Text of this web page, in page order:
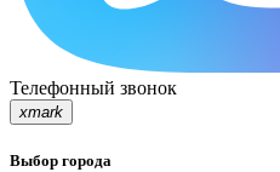
Телефонный звонок
xmark
Выбор города